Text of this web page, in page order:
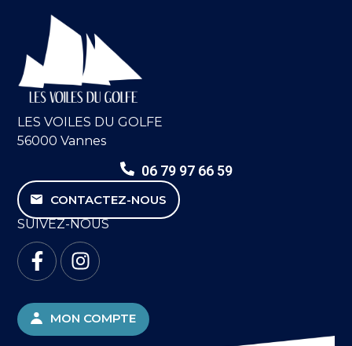
LES VOILES DU GOLFE
56000 Vannes
06 79 97 66 59
CONTACTEZ-NOUS
SUIVEZ-NOUS
MON COMPTE